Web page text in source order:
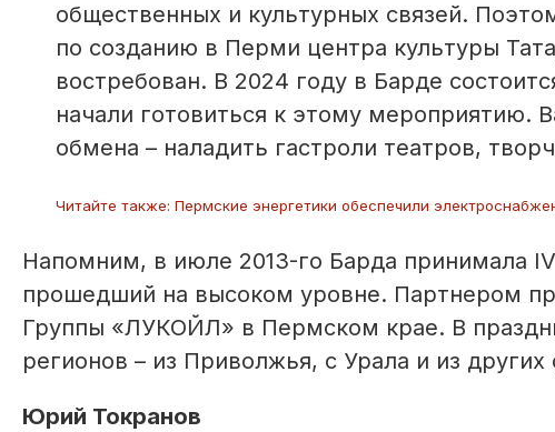
общественных и культурных связей.
по созданию в Перми центра культуры
востребован. В 2024 году в Барде
начали готовиться к этому мероприятию.
обмена – наладить гастроли театров,
Читайте также: Пермские энергетики обеспечили
Напомним, в июле 2013-го Барда принимала
прошедший на высоком уровне. Партнером
Группы «ЛУКОЙЛ» в Пермском крае. В
регионов – из Приволжья, с Урала и из
Юрий Токранов